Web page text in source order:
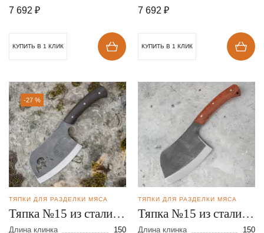
7 692 ₽
КУПИТЬ В 1 КЛИК
7 692 ₽
КУПИТЬ В 1 КЛИК
-27 %
ТЯПКИ ДЛЯ РАЗДЕЛКИ МЯСА
Тяпка №15 из стали
95Х18
Длина клинка
150
ТЯПКИ ДЛЯ РАЗДЕЛКИ МЯСА
Тяпка №15 из стали
95Х18
Длина клинка
150